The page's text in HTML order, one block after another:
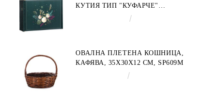
КУТИЯ ТИП "КУФАРЧЕ"
ENCHANTED NATURE, ЗЕЛЕНО/
ОВАЛНА ПЛЕТЕНА КОШНИЦА,
КАФЯВА, 35X30X12 СМ, SP609M